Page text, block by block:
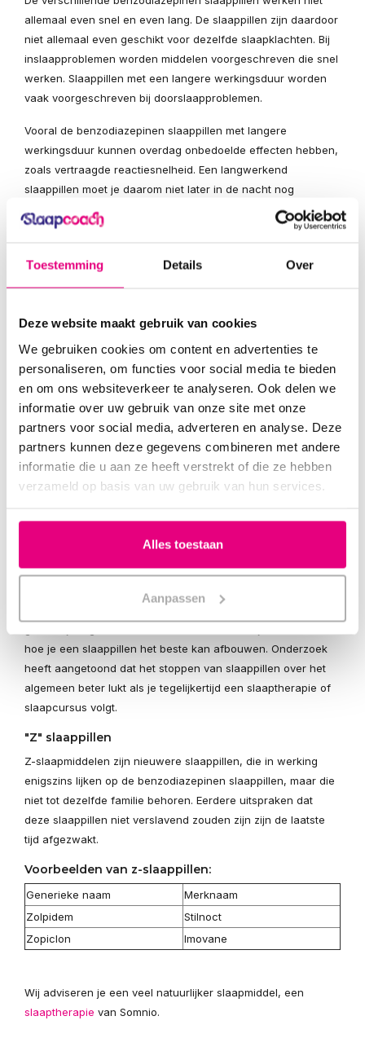
Toestemming Details Over
Deze website maakt gebruik van cookies
We gebruiken cookies om content en advertenties te
personaliseren, om functies voor social media te bieden
en om ons websiteverkeer te analyseren. Ook delen we
informatie over uw gebruik van onze site met onze
partners voor social media, adverteren en analyse. Deze
partners kunnen deze gegevens combineren met andere
informatie die u aan ze heeft verstrekt of die ze hebben
verzameld op basis van uw gebruik van hun services.
Alles toestaan
Aanpassen
allemaal even snel en even lang. De slaappillen zijn daardoor
niet allemaal even geschikt voor dezelfde slaapklachten. Bij
inslaapproblemen worden middelen voorgeschreven die snel
werken. Slaappillen met een langere werkingsduur worden
vaak voorgeschreven bij doorslaapproblemen.
Vooral de benzodiazepinen slaappillen met langere
werkingsduur kunnen overdag onbedoelde effecten hebben,
zoals vertraagde reactiesnelheid. Een langwerkend
slaappillen moet je daarom niet later in de nacht nog
innemen. Daarnaast is het mogelijk dat de dosis van de
vorige dag 's avonds nog niet is uitgewerkt als de volgende
van effecten (dus ook bijwerkingen) leiden.
Het gebruik van benzodiazepinen slaappillen kan tot
werking neemt na verloop van tijd af en je hebt dan een
slaappillen te slapen. De angst dat het slapen zonder
slaappillen niet meer lukt zorgt juist voor problemen bij het
slapen, waardoor je in een vicieuze cirkel van geestelijke
afhankelijkheid terecht kan komen.
Stoppen met slaappillen
ontwenningsverschijnselen op, waarbij de slapeloosheid in
verergerde mate terugkeert. Het is daarom niet aan te raden
langer gebruik dienen benzodiazepinen langzaam en
hoe je een slaappillen het beste kan afbouwen. Onderzoek
heeft aangetoond dat het stoppen van slaappillen over het
algemeen beter lukt als je tegelijkertijd een slaaptherapie of
slaapcursus volgt.
"Z" slaappillen
Z-slaapmiddelen zijn nieuwere slaappillen, die in werking
enigszins lijken op de benzodiazepinen slaappillen, maar die
niet tot dezelfde familie behoren. Eerdere uitspraken dat
deze slaappillen niet verslavend zouden zijn zijn de laatste
tijd afgezwakt.
Voorbeelden van z-slaappillen:
Generieke naam
Merknaam
Zolpidem
Stilnoct
Zopiclon
Imovane
Wij adviseren je een veel natuurlijker slaapmiddel, een
slaaptherapie van Somnio.